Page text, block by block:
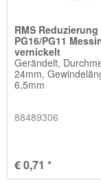
RMS Reduzierung
PG16/PG11
vernickelt
Gerändelt,
24mm,
6,5mm
88489306
€ 0,71 *